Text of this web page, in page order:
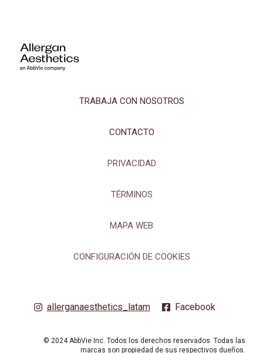
TRABAJA CON NOSOTROS
CONTACTO
PRIVACIDAD
TÉRMINOS
MAPA WEB
CONFIGURACIÓN DE COOKIES
allerganaesthetics_latam Facebook
© 2024 AbbVie Inc. Todos los derechos reservados. Todas las
marcas son propiedad de sus respectivos dueños.